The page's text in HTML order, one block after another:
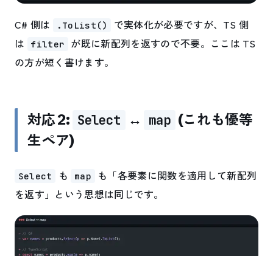
C# 側は .ToList()
で実体化が必要ですが、TS 側
は
filter
が既に新配列を返すので不要。ここは TS
の方が短く書けます。
対応 2: Select ↔ map (これも優等
生ペア)
Select も map
も「各要素に関数を適用して新配列
を返す」という思想は同じです。